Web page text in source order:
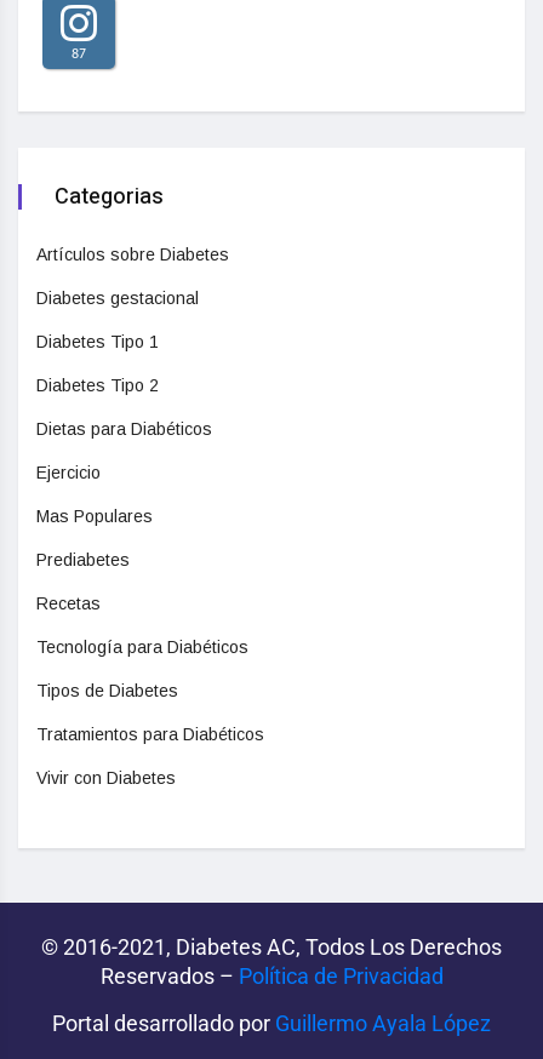
87
Categorias
Artículos sobre Diabetes
Diabetes gestacional
Diabetes Tipo 1
Diabetes Tipo 2
Dietas para Diabéticos
Ejercicio
Mas Populares
Prediabetes
Recetas
Tecnología para Diabéticos
Tipos de Diabetes
Tratamientos para Diabéticos
Vivir con Diabetes
© 2016-2021, Diabetes AC, Todos Los Derechos
Reservados – Política de Privacidad‌­
Portal desarrollado por Guillermo Ayala López